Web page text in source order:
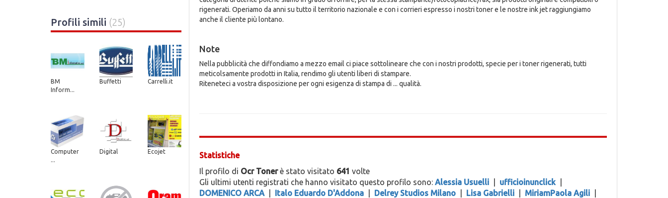
Profili simili (25)
BM
Inform...
Buffetti Carrelli.it
Computer
...
Digital Ecojet
rigenerati. Operiamo da anni su tutto il territorio nazionale e con i corrieri espresso i nostri toner e le nostre ink jet raggiungiamo
anche il cliente più lontano.
Note
Nella pubblicità che diffondiamo a mezzo email ci piace sottolineare che con i nostri prodotti, specie per i toner rigenerati, tutti
meticolsamente prodotti in Italia, rendimo gli utenti liberi di stampare.
Riteneteci a vostra disposizione per ogni esigenza di stampa di ... qualità.
Statistiche
Il profilo di Ocr Tonerè stato visitato 641 volte
Gli ultimi utenti registrati che hanno visitato questo profilo sono: Alessia Usuelli ufficioinunclick
DOMENICO ARCA
Italo Eduardo D'Addona Delrey Studios Milano Lisa Gabrielli MiriamPaola Agili